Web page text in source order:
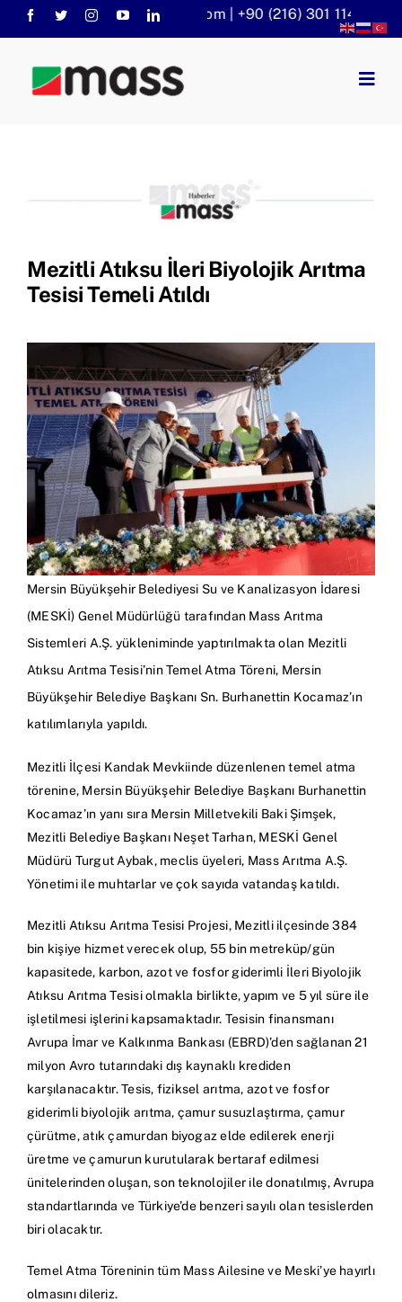
Skip
to
content
info@massaritma.com | +90 (216) 301 1140
Faaliyet Alanlarımız
Haberler
Mezitli Atıksu İleri Biyolojik Arıtma
Tesisi Temeli Atıldı
Mersin Büyükşehir Belediyesi Su ve Kanalizasyon İdaresi
(MESKİ) Genel Müdürlüğü tarafından Mass Arıtma
Sistemleri A.Ş. yükleniminde yaptırılmakta olan Mezitli
Atıksu Arıtma Tesisi’nin Temel Atma Töreni, Mersin
Büyükşehir Belediye Başkanı Sn. Burhanettin Kocamaz’ın
katılımlarıyla yapıldı.
Mezitli İlçesi Kandak Mevkiinde düzenlenen temel atma
törenine, Mersin Büyükşehir Belediye Başkanı Burhanettin
Kocamaz’ın yanı sıra Mersin Milletvekili Baki Şimşek,
Mezitli Belediye Başkanı Neşet Tarhan, MESKİ Genel
Müdürü Turgut Aybak, meclis üyeleri, Mass Arıtma A.Ş.
Yönetimi ile muhtarlar ve çok sayıda vatandaş katıldı.
Mezitli Atıksu Arıtma Tesisi Projesi, Mezitli ilçesinde 384
bin kişiye hizmet verecek olup, 55 bin metreküp/gün
kapasitede, karbon, azot ve fosfor giderimli İleri Biyolojik
Atıksu Arıtma Tesisi olmakla birlikte, yapım ve 5 yıl süre ile
işletilmesi işlerini kapsamaktadır. Tesisin finansmanı
Avrupa İmar ve Kalkınma Bankası (EBRD)’den sağlanan 21
milyon Avro tutarındaki dış kaynaklı krediden
karşılanacaktır. Tesis, fiziksel arıtma, azot ve fosfor
giderimli biyolojik arıtma, çamur susuzlaştırma, çamur
çürütme, atık çamurdan biyogaz elde edilerek enerji
üretme ve çamurun kurutularak bertaraf edilmesi
ünitelerinden oluşan, son teknolojiler ile donatılmış, Avrupa
standartlarında ve Türkiye’de benzeri sayılı olan tesislerden
biri olacaktır.
Temel Atma Töreninin tüm Mass Ailesine ve Meski’ye hayırlı
olmasını dileriz.